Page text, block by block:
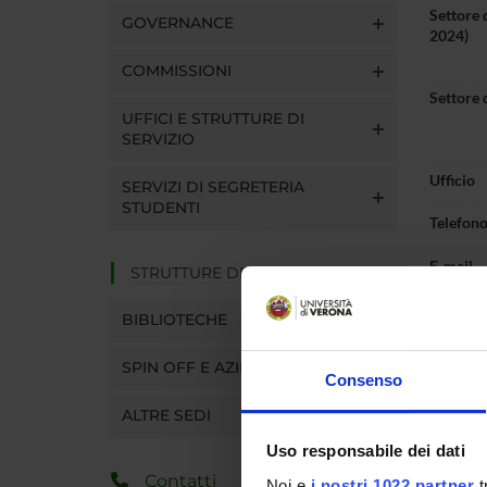
Consenso
Uso responsabile dei dati
GOVERNANCE
COMMISSIONI
UFFICI E STRUTTURE DI
SERVIZIO
SERVIZI DI SEGRETERIA
STUDENTI
STRUTTURE DEL DIPARTIMENTO
BIBLIOTECHE
SPIN OFF E AZIENDE
ALTRE SEDI
Contatti
Settore
2024)
Settore
Ufficio
Telefono
E-mail